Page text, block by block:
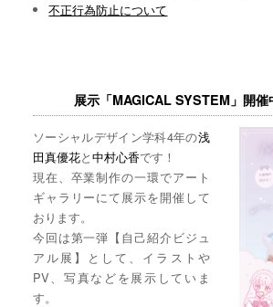
不正行為防止について
展示「MAGICAL SYSTEM」開催
ソーシャルデザイン学科4年の浅
田真優花と中村心香です！
現在、卒業制作の一環でアート
ギャラリーにて展示を開催して
おります。
今回は第一弾【自己紹介ビジュ
アル展】として、イラストや
PV、写真などを展示していま
す。